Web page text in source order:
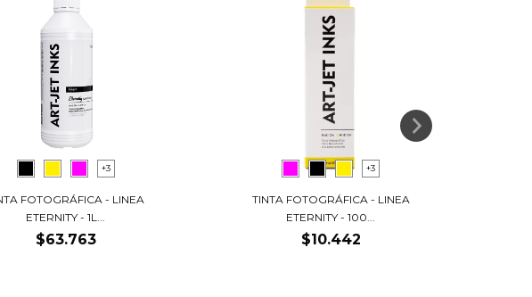
+3
FOTOGRÁFICA - LINEA
ETERNITY - 1L...
$63.763
+3
TINTA FOTOGRÁFICA - LINEA
ETERNITY - 100...
$10.442